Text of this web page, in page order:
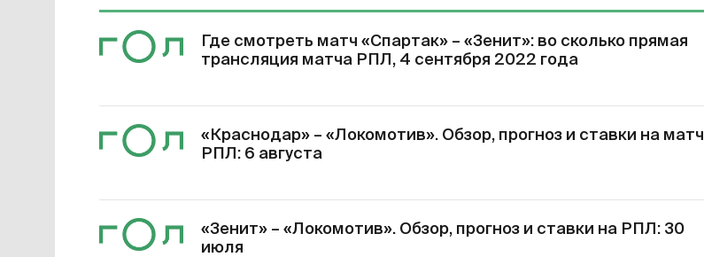
Где смотреть матч «Спартак» – «Зенит»: во сколько прямая
трансляция матча РПЛ, 4 сентября 2022 года
«Краснодар» – «Локомотив». Обзор, прогноз и ставки на матч
РПЛ: 6 августа
«Зенит» – «Локомотив». Обзор, прогноз и ставки на РПЛ: 30
июля